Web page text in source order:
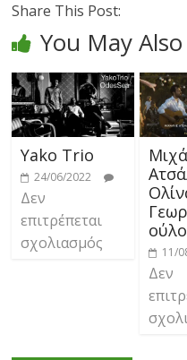
Share This Post:
You May
Yako Trio
24/06/2022
Δεν
επιτρέπεται
σχολιασμός
11/
Δεν